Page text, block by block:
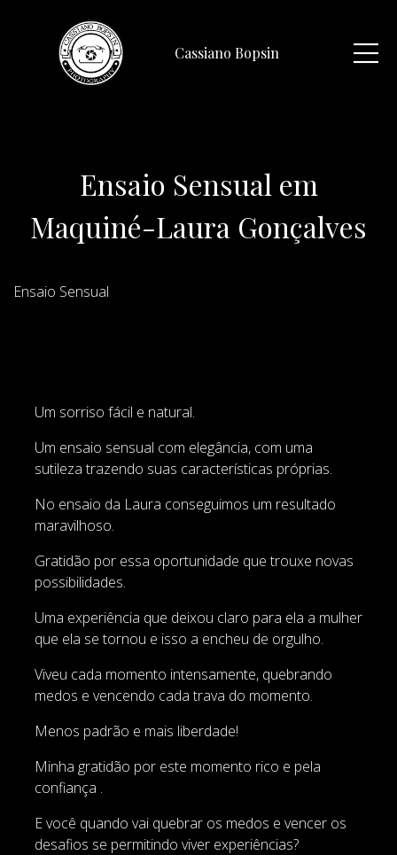
Cassiano Bopsin
Ensaio Sensual em
Maquiné-Laura Gonçalves
Ensaio Sensual
Um sorriso fácil e natural.
Um ensaio sensual com elegância, com uma
sutileza trazendo suas características próprias.
No ensaio da Laura conseguimos um resultado
maravilhoso.
Gratidão por essa oportunidade que trouxe novas
possibilidades.
Uma experiência que deixou claro para ela a mulher
que ela se tornou e isso a encheu de orgulho.
Viveu cada momento intensamente, quebrando
medos e vencendo cada trava do momento.
Menos padrão e mais liberdade!
Minha gratidão por este momento rico e pela
confiança .
E você quando vai quebrar os medos e vencer os
desafios se permitindo viver experiências?